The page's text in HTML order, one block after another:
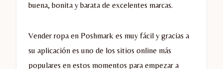
buena, bonita y barata de excelentes marcas.
Vender ropa en Poshmark es muy fácil y gracias a
su aplicación es uno de los sitios online más
populares en estos momentos para empezar a